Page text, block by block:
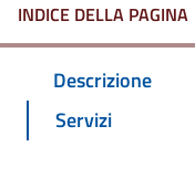
INDICE DELLA PAGINA
Descrizione
Servizi